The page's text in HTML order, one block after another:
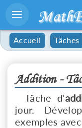
Accueil Tâches
Addition -
Tâche d'
jour.
exemples